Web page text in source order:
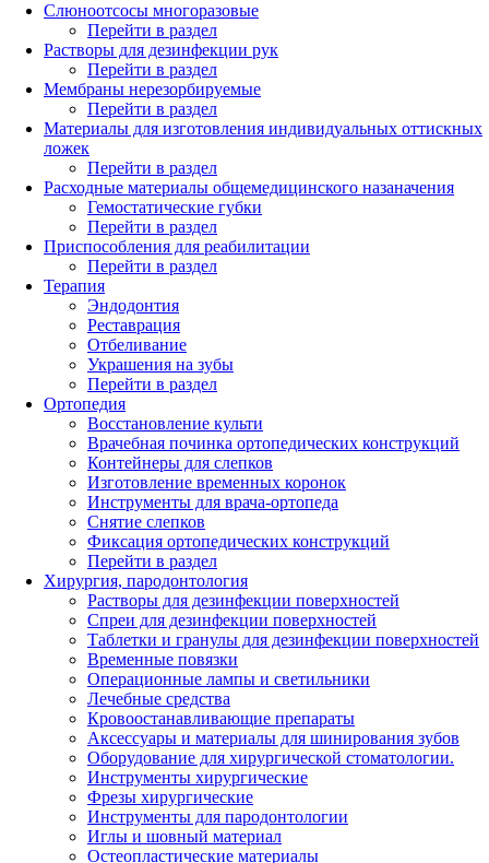
Слюноотсосы многоразовые
Перейти в раздел
Растворы для дезинфекции рук
Перейти в раздел
Мембраны нерезорбируемые
Перейти в раздел
Материалы для изготовления индивидуальных оттискных
ложек
Перейти в раздел
Расходные материалы общемедицинского назаначения
Гемостатические губки
Перейти в раздел
Приспособления для реабилитации
Перейти в раздел
Терапия
Эндодонтия
Реставрация
Отбеливание
Украшения на зубы
Перейти в раздел
Ортопедия
Восстановление культи
Врачебная починка ортопедических конструкций
Контейнеры для слепков
Изготовление временных коронок
Инструменты для врача-ортопеда
Снятие слепков
Фиксация ортопедических конструкций
Перейти в раздел
Хирургия, пародонтология
Растворы для дезинфекции поверхностей
Спреи для дезинфекции поверхностей
Таблетки и гранулы для дезинфекции поверхностей
Временные повязки
Операционные лампы и светильники
Лечебные средства
Кровоостанавливающие препараты
Аксессуары и материалы для шинирования зубов
Оборудование для хирургической стоматологии.
Инструменты хирургические
Фрезы хирургические
Инструменты для пародонтологии
Иглы и шовный материал
Остеопластические материалы